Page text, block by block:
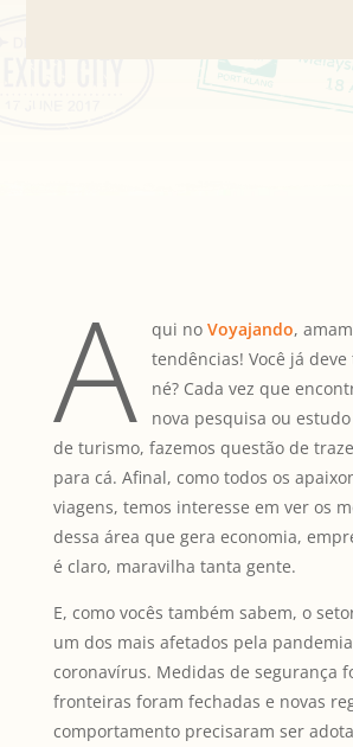
A qui no Voyajando,
tendências! Você já
né? Cada vez que
nova pesquisa ou
de turismo, fazemos questão de
para cá. Afinal, como todos os
viagens, temos interesse em ver os
dessa área que gera economia,
é claro, maravilha tanta gente.
E, como vocês também sabem, o
um dos mais afetados pela
coronavírus. Medidas de segurança
fronteiras foram fechadas e novas
comportamento precisaram ser